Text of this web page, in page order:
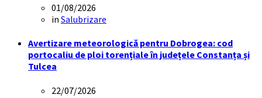
01/08/2026
in Salubrizare
Avertizare meteorologică pentru Dobrogea: cod
portocaliu de ploi torențiale în județele Constanța și
Tulcea
22/07/2026